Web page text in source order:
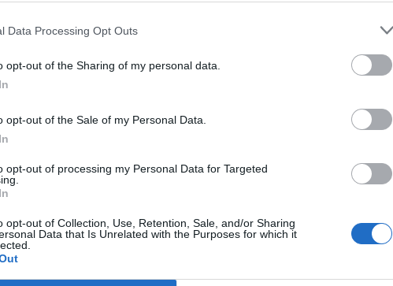
Data Processing Opt Outs
opt-out of the Sharing of my personal data.
opt-out of the Sale of my Personal Data.
opt-out of processing my Personal Data for Targeted
opt-out of Collection, Use, Retention, Sale, and/or Sharing
Data that Is Unrelated with the Purposes for which it
la prise en charge
Elle accorde désormais une place centrale à la qualité
le fait qu’il n’est pas nécessaire de choisir entre les
qualité de vie.
alimentation, sommeil et activité physique dans ses
de l’écoute et de l’accompagnement
ses priorités. Elle travaille moins, consacre plus de temps
Elle confie que s’ouvrir à ses difficultés lui a